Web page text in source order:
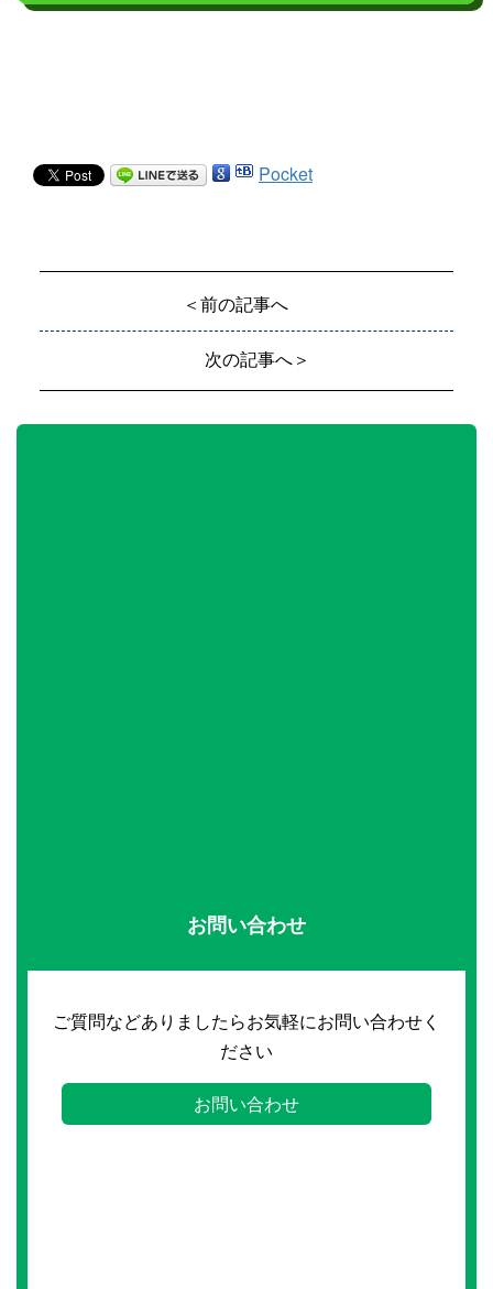
Pocket
＜前の記事へ
次の記事へ＞
お問い合わせ
ご質問などありましたらお気軽にお問い合わせく
ださい
お問い合わせ